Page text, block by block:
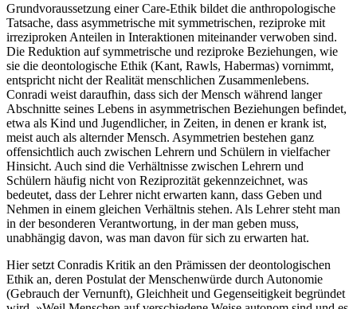
Grundvoraussetzung einer Care-Ethik bildet die anthropologische
Tatsache, dass asymmetrische mit symmetrischen, reziproke mit
irreziproken Anteilen in Interaktionen miteinander verwoben sind.
Die Reduktion auf symmetrische und reziproke Beziehungen, wie
sie die deontologische Ethik (Kant, Rawls, Habermas) vornimmt,
entspricht nicht der Realität menschlichen Zusammenlebens.
Conradi weist daraufhin, dass sich der Mensch während langer
Abschnitte seines Lebens in asymmetrischen Beziehungen befindet,
etwa als Kind und Jugendlicher, in Zeiten, in denen er krank ist,
meist auch als alternder Mensch. Asymmetrien bestehen ganz
offensichtlich auch zwischen Lehrern und Schülern in vielfacher
Hinsicht. Auch sind die Verhältnisse zwischen Lehrern und
Schülern häufig nicht von Reziprozität gekennzeichnet, was
bedeutet, dass der Lehrer nicht erwarten kann, dass Geben und
Nehmen in einem gleichen Verhältnis stehen. Als Lehrer steht man
in der besonderen Verantwortung, in der man geben muss,
unabhängig davon, was man davon für sich zu erwarten hat.
Hier setzt Conradis Kritik an den Prämissen der deontologischen
Ethik an, deren Postulat der Menschenwürde durch Autonomie
(Gebrauch der Vernunft), Gleichheit und Gegenseitigkeit begründet